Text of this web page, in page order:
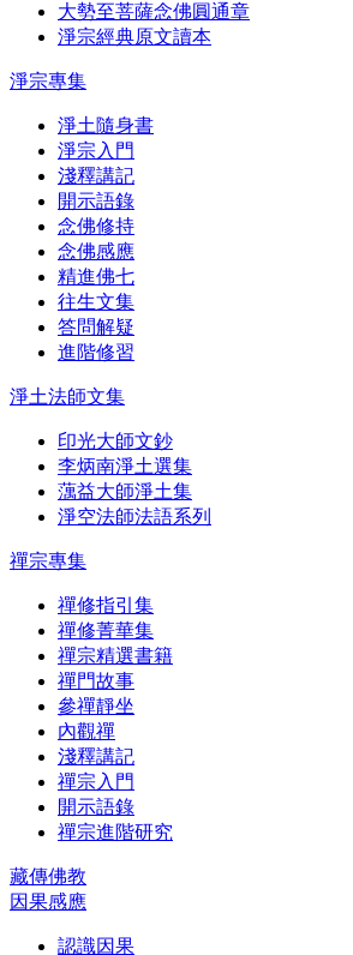
大勢至菩薩念佛圓通章
淨宗經典原文讀本
淨宗專集
淨土隨身書
淨宗入門
淺釋講記
開示語錄
念佛修持
念佛感應
精進佛七
往生文集
答問解疑
進階修習
淨土法師文集
印光大師文鈔
李炳南淨土選集
蕅益大師淨土集
淨空法師法語系列
禪宗專集
禪修指引集
禪修菁華集
禪宗精選書籍
禪門故事
參禪靜坐
內觀禪
淺釋講記
禪宗入門
開示語錄
禪宗進階研究
藏傳佛教
因果感應
認識因果